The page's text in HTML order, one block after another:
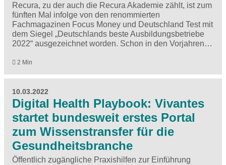
Recura, zu der auch die Recura Akademie zählt, ist zum
fünften Mal infolge von den renommierten
Fachmagazinen Focus Money und Deutschland Test mit
dem Siegel „Deutschlands beste Ausbildungsbetriebe
2022“ ausgezeichnet worden. Schon in den Vorjahren…
2 Min
10.03.2022
Digital Health Playbook: Vivantes
startet bundesweit erstes Portal
zum Wissenstransfer für die
Gesundheitsbranche
Öffentlich zugängliche Praxishilfen zur Einführung